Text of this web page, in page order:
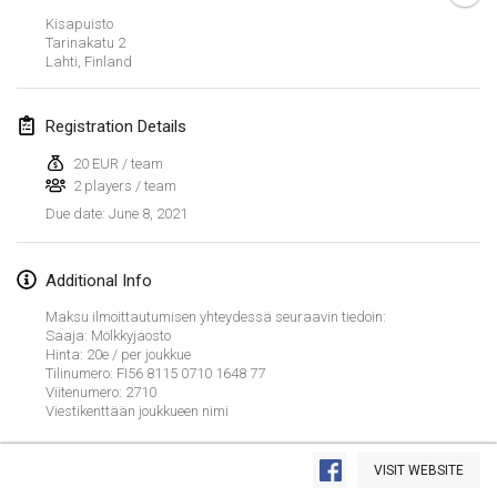
View list
Kisapuisto
Tarinakatu 2
Lahti Finland
Registration Details
20 EUR / team
2 players / team
Due date: June 8, 2021
Additional Info
Maksu ilmoittautumisen yhteydessä seuraavin tiedoin:
Saaja: Mölkkyjaosto
Hinta: 20e / per joukkue
Tilinumero: FI56 8115 0710 1648 77
Viitenumero: 2710
Viestikenttään joukkueen nimi
VISIT WEBSITE
Open de Boulay Triplette
Mar 20, 2021
April 2021
Tournoi du printemps confiné
Apr 9, 2021|France
Indoor de la CASAS
Apr 10, 2021
Halové MČR Trojnásobný - Czech Indoor Triple
Apr 10, 2021|Czech Republic
CANCELLED
Doublette du Molkkamis